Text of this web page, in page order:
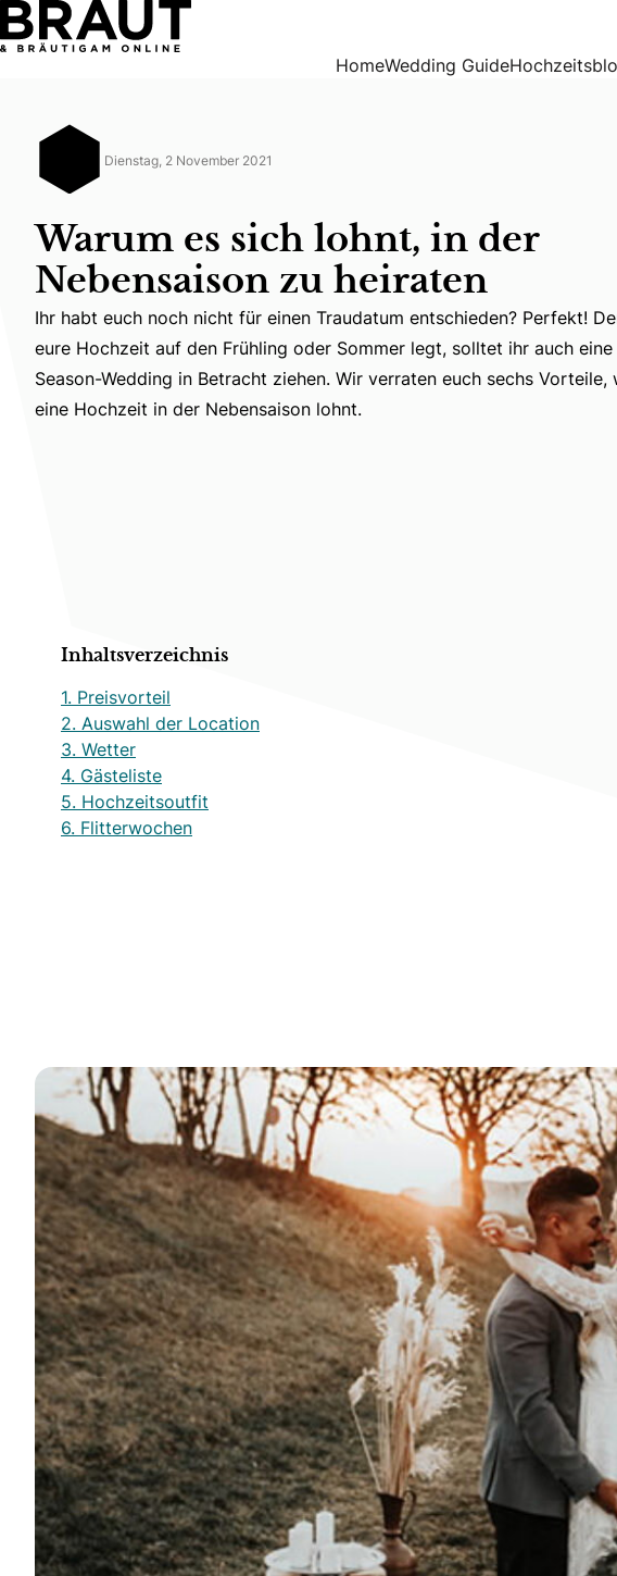
Warum es sich lohnt, in der Nebensaison zu heiraten
HomeWedding Guide
Dienstag, 2 November 2021
Warum es sich lohnt, in der
Nebensaison zu heiraten
Ihr habt euch noch nicht für einen Traudatum entschieden? Perfekt!
Ihr habt euch noch nicht für einen Traudatum entschieden? Perfekt!
eure Hochzeit auf den Frühling oder Sommer legt, solltet ihr auch
Season-Wedding in Betracht ziehen. Wir verraten euch sechs Vorteile,
eine Hochzeit in der Nebensaison lohnt.
Inhaltsverzeichnis
1. Preisvorteil
2. Auswahl der Location
3. Wetter
4. Gästeliste
5. Hochzeitsoutfit
6. Flitterwochen